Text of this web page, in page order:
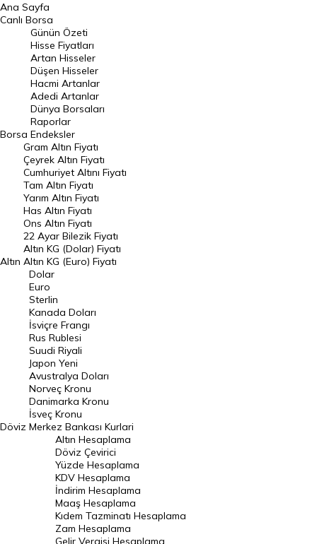
BIST 100 Hisseleri
En Çok Artan Hisseler
En Çok Düşen Hisseler
Hacmi Artanlar
Geçmiş Kapanışlar
Dünya Borsaları
Raporlar
Endeksler
DÖVİZ
Döviz Kuru
Dolar Kuru
Euro Kuru
Pound Kuru
Frank Kuru
Riyal Kuru
Avustralya Doları
Danimarka Kronu Kuru
Kanada Doları Kuru
Norveç Kronu Kuru
İsveç Kronu Kuru
Japon Yeni Kuru
Serbest Piyasa Döviz Kurları
Merkez Bankası Döviz Kurları
Ana Sayfa
Canlı Borsa
Borsa
Günün Özeti
Hisse Fiyatları
Artan Hisseler
Düşen Hisseler
Hacmi Artanlar
Adedi Artanlar
Dünya Borsaları
Raporlar
Endeksler
Altın
Gram Altın Fiyatı
Çeyrek Altın Fiyatı
Cumhuriyet Altını Fiyatı
Tam Altın Fiyatı
Yarım Altın Fiyatı
Has Altın Fiyatı
Ons Altın Fiyatı
22 Ayar Bilezik Fiyatı
Altın KG (Dolar) Fiyatı
Altın KG (Euro) Fiyatı
Döviz
Dolar
Euro
Sterlin
Kanada Doları
İsviçre Frangı
Rus Rublesi
Suudi Riyali
Japon Yeni
Avustralya Doları
Norveç Kronu
Danimarka Kronu
İsveç Kronu
Merkez Bankası Kurlari
Altın Hesaplama
Döviz Çevirici
Yüzde Hesaplama
KDV Hesaplama
İndirim Hesaplama
Maaş Hesaplama
Kıdem Tazminatı Hesaplama
Zam Hesaplama
Gelir Vergisi Hesaplama